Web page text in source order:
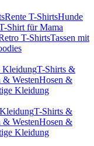
Rente T-ShirtsHunde
Shirt für Mama
T-ShirtsTassen mit
KleidungT-Shirts &
& WestenHosen &
Kleidung
T-Shirts &
& WestenHosen &
Kleidung